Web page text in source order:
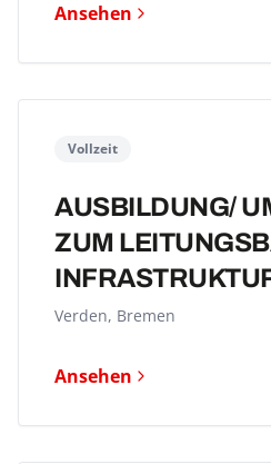
Ansehen
Vollzeit
AUSBILDUNG/
ZUM
Verden, Bremen
Ansehen